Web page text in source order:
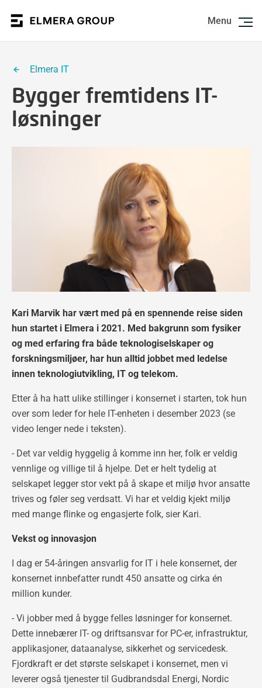
Menu
Elmera IT
Bygger fremtidens IT-
løsninger
Kari Marvik har vært med på en spennende reise siden
hun startet i Elmera i 2021. Med bakgrunn som fysiker
og med erfaring fra både teknologiselskaper og
forskningsmiljøer, har hun alltid jobbet med ledelse
innen teknologiutvikling, IT og telekom.
Etter å ha hatt ulike stillinger i konsernet i starten, tok hun
over som leder for hele IT-enheten i desember 2023 (se
video lenger nede i teksten).
- Det var veldig hyggelig å komme inn her, folk er veldig
vennlige og villige til å hjelpe. Det er helt tydelig at
selskapet legger stor vekt på å skape et miljø hvor ansatte
trives og føler seg verdsatt. Vi har et veldig kjekt miljø
med mange flinke og engasjerte folk, sier Kari.
Vekst og innovasjon
I dag er 54-åringen ansvarlig for IT i hele konsernet, der
konsernet innbefatter rundt 450 ansatte og cirka én
million kunder.
- Vi jobber med å bygge felles løsninger for konsernet.
Dette innebærer IT- og driftsansvar for PC-er, infrastruktur,
applikasjoner, dataanalyse, sikkerhet og servicedesk.
Fjordkraft er det største selskapet i konsernet, men vi
leverer også tjenester til Gudbrandsdal Energi, Nordic